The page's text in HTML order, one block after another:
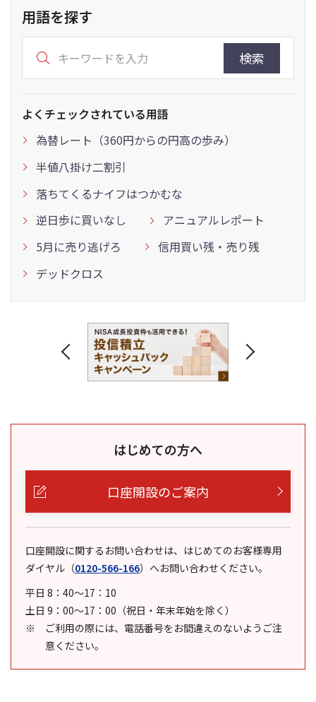
用語を探す
検索
よくチェックされている用語
為替レート（360円からの円高の歩み）
半値八掛け二割引
落ちてくるナイフはつかむな
逆日歩に買いなし
アニュアルレポート
5月に売り逃げろ
信用買い残・売り残
デッドクロス
はじめての方へ
口座開設のご案内
口座開設に関するお問い合わせは、はじめてのお客様専用
ダイヤル （0120-566-166） へお問い合わせください。
平日 8：40～17：10
土日 9：00～17：00（祝日・年末年始を除く）
ご利用の際には、電話番号をお間違えのないようご注
意ください。